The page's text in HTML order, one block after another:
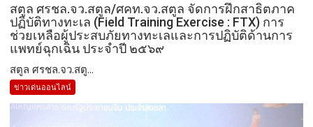
สตูล ศรชล.จว.สตูล/ศคท.จว.สตูล จัดการฝึกสาธิตภาค
ปฏิบัติทางทะเล (Field Training Exercise : FTX) การ
ช่วยเหลือผู้ประสบภัยทางทะเลและการปฏิบัติด้านการ
แพทย์ฉุกเฉิน ประจำปี ๒๕๖๙
สตูล ศรชล.จว.สตู...
ข่าวเด่นออนไลน์